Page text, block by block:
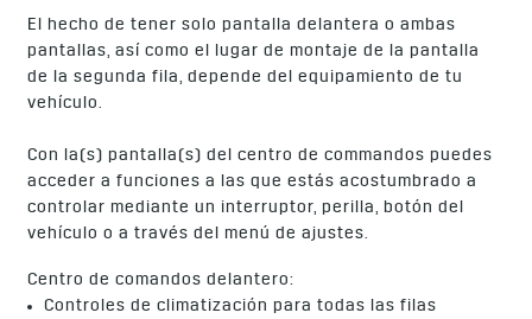
El hecho de tener solo pantalla delantera o ambas
pantallas, así como el lugar de montaje de la pantalla
de la segunda fila, depende del equipamiento de tu
vehículo.
Con la(s) pantalla(s) del centro de commandos puedes
acceder a funciones a las que estás acostumbrado a
controlar mediante un interruptor, perilla, botón del
vehículo o a través del menú de ajustes.
Centro de comandos delantero:
Controles de climatización para todas las filas